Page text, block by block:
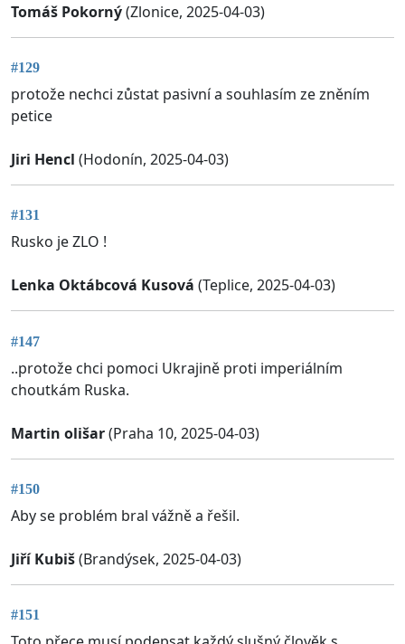
Tomáš Pokorný(Zlonice, 2025-04-03)
#129
protože nechci zůstat pasivní a souhlasím ze zněním
petice
Jiri Hencl (Hodonín, 2025-04-03)
#131
Rusko je ZLO !
Lenka Oktábcová Kusová (Teplice, 2025-04-03)
#147
..protože chci pomoci Ukrajině proti imperiálním
choutkám Ruska.
Martin olišar(Praha 10, 2025-04-03)
#150
Aby se problém bral vážně a řešil.
Jiří Kubiš(Brandýsek, 2025-04-03)
#151